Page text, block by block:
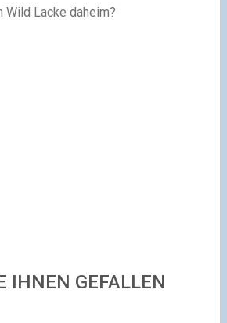
Wild Lacke daheim?
IHNEN GEFALLEN